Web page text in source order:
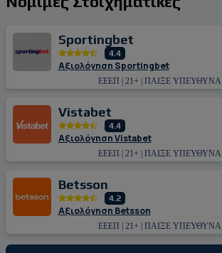
Sportingbet
4.4
Αξιολόγηση Sportingbet
ΕΕΕΠ | 21+ | ΠΑΙΞΕ ΥΠΕΥΘΥΝΑ
Vistabet
4.4
Αξιολόγηση Vistabet
ΕΕΕΠ | 21+ | ΠΑΙΞΕ ΥΠΕΥΘΥΝΑ
Betsson
4.2
Αξιολόγηση Betsson
ΕΕΕΠ | 21+ | ΠΑΙΞΕ ΥΠΕΥΘΥΝΑ